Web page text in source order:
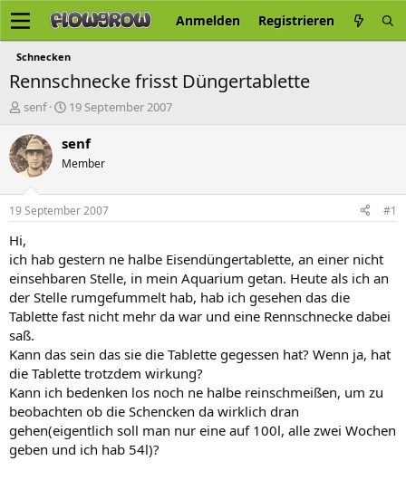
Anmelden Registrieren
Schnecken
Rennschnecke frisst Düngertablette
E
s
t
e
e
senf
E
s
e
t
19 September 2007
senf
Member
19 September 2007 #1
Hi,
ich hab gestern ne halbe Eisendüngertablette, an einer nicht
einsehbaren Stelle, in mein Aquarium getan. Heute als ich an
der Stelle rumgefummelt hab, hab ich gesehen das die
Tablette fast nicht mehr da war und eine Rennschnecke dabei
saß.
Kann das sein das sie die Tablette gegessen hat? Wenn ja, hat
die Tablette trotzdem wirkung?
Kann ich bedenken los noch ne halbe reinschmeißen, um zu
beobachten ob die Schencken da wirklich dran
gehen(eigentlich soll man nur eine auf 100l, alle zwei Wochen
geben und ich hab 54l)?